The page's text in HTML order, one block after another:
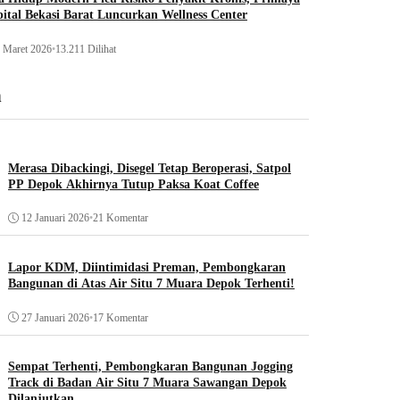
Bekasi Barat Luncurkan Wellness Center
Maret 2026•13.211 Dilihat
Merasa Dibackingi, Disegel Tetap Beroperasi, Satpol
PP Depok Akhirnya Tutup Paksa Koat Coffee
12 Januari 2026•21 Komentar
Lapor KDM, Diintimidasi Preman, Pembongkaran
Bangunan di Atas Air Situ 7 Muara Depok Terhenti!
27 Januari 2026•17 Komentar
Sempat Terhenti, Pembongkaran Bangunan Jogging
Track di Badan Air Situ 7 Muara Sawangan Depok